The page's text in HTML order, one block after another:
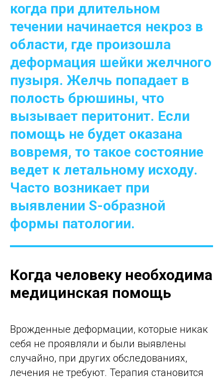
когда при длительном
течении начинается некроз в
области, где произошла
деформация шейки желчного
пузыря. Желчь попадает в
полость брюшины, что
вызывает перитонит. Если
помощь не будет оказана
вовремя, то такое состояние
ведет к летальному исходу.
Часто возникает при
выявлении S-образной
формы патологии.
Когда человеку необходима
медицинская помощь
Врожденные деформации, которые никак
себя не проявляли и были выявлены
случайно, при других обследованиях,
лечения не требуют. Терапия становится